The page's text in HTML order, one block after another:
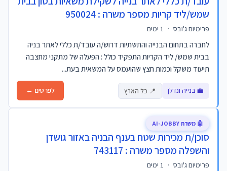
שמש/ליד קריות מספר משרה : 950024
פרימיום ג'ובס ·
לחברה בתחום הבנייה והתשתיות דרוש/ה עובד/ת כללי לאתר בניה
בבית שמש/ ליד הקריות התפקיד כולל : הפעלה של מתקני מחצבה
תיעוד משקל וכמות חצץ שהועמס על המשאית בעת...
💼 בנייה ונדלן 📍 כל הארץ לפרטים ←
סוכן/ת מכירות שטח בענף הבניה באזור גושדן
והשפלה מספר משרה : 743117
פרימיום ג'ובס ·
🤖 משרת AI-JOBBY